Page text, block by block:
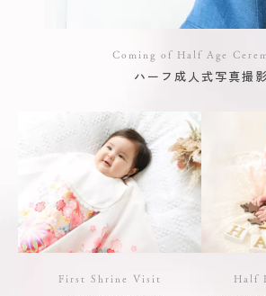
Coming of Half Age
ハーフ成人式写真撮影
First Shrine Visit Half